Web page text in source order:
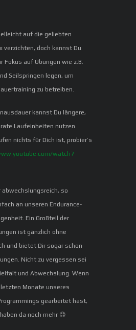
auf die geliebten
verzichten, doch kannst Du
Fokus auf Übungen wie z.B.
Seilspringen legen, um
zu betreiben.
kannst Du längere,
Laufeinheiten nutzen.
nichts für Dich ist, probier’s
watch?
abwechslungsreich, so
an unseren Endurance-
Ein Großteil der
ist gänzlich ohne
und bietet Dir sogar schon
Nicht zu vergessen sei
und Abwechslung. Wenn
letzten Monate unseres
gearbeitet hast,
da noch mehr 😉